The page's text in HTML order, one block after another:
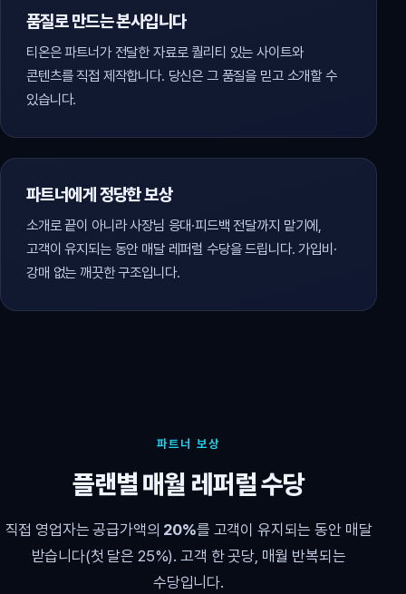
품질로 만드는 본사입니다
티온은 파트너가 전달한 자료로 퀄리티 있는 사이트와
콘텐츠를 직접 제작합니다. 당신은 그 품질을 믿고 소개할 수
있습니다.
파트너에게 정당한 보상
소개로 끝이 아니라 사장님 응대·피드백 전달까지 맡기에,
고객이 유지되는 동안 매달 레퍼럴 수당을 드립니다. 가입비·
강매 없는 깨끗한 구조입니다.
파트너 보상
플랜별 매월 레퍼럴 수당
직접 영업자는 공급가액의 20%를 고객이 유지되는 동안 매달
받습니다(첫 달은 25%). 고객 한 곳당, 매월 반복되는
수당입니다.